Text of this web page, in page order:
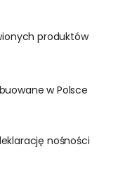
produktów
w Polsce
nośności